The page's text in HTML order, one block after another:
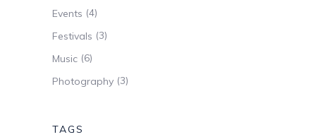
Events (4)
Festivals (3)
Music (6)
Photography (3)
TAGS